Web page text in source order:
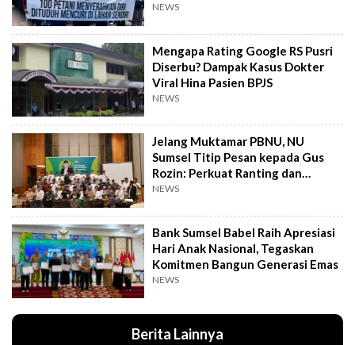
NEWS
Mengapa Rating Google RS Pusri
Diserbu? Dampak Kasus Dokter
Viral Hina Pasien BPJS
NEWS
Jelang Muktamar PBNU, NU
Sumsel Titip Pesan kepada Gus
Rozin: Perkuat Ranting dan
Pesantren
NEWS
Bank Sumsel Babel Raih Apresiasi
Hari Anak Nasional, Tegaskan
Komitmen Bangun Generasi Emas
NEWS
Berita Lainnya